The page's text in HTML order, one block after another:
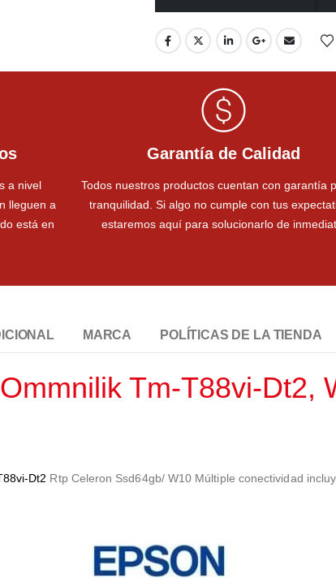
a nivel
lleguen a
está en
Garantía de Calidad
Todos nuestros productos cuentan con garantía
tranquilidad. Si algo no cumple con tus
estaremos aquí para solucionarlo de
MARCA POLÍTICAS DE LA TIENDA
Tm-T88vi-Dt2,
Dt2 Rtp Celeron Ssd64gb/ W10 Múltiple conectividad